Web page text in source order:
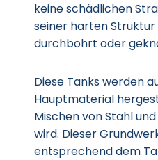
keine schädlichen
seiner harten
durchbohrt oder
Diese Tanks werden
Hauptmaterial
Mischen von Stahl
wird. Dieser
entsprechend dem